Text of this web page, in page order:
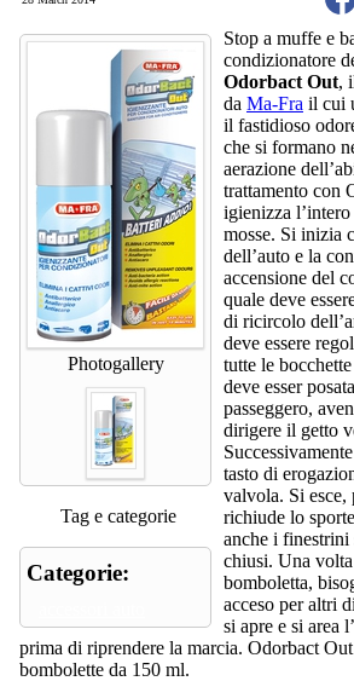
Photogallery
Tag e categorie
Categorie:
Stop a muffe e
condizionatore
Odorbact Out,
da Ma-Fra il cui
il fastidioso
che si formano
aerazione
trattamento con
igienizza
mosse. Si inizia
dell’auto e la
accensione del
quale deve
di ricircolo
deve essere
tutte le
deve esser
passeggero,
dirigere il getto
tasto di
valvola. Si esce,
richiude lo
anche i finestrini
chiusi. Una
bomboletta,
acceso per altri
si apre e si area
prima di riprendere la marcia. Odorbact
bombolette da 150 ml.